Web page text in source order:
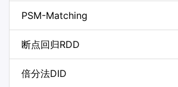
PSM-Matching
断点回归RDD
倍分法DID